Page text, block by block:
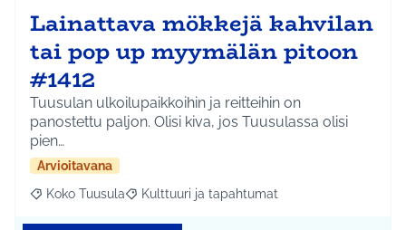
Lainattava mökkejä kahvilan
tai pop up myymälän pitoon
#1412
Tuusulan ulkoilupaikkoihin ja reitteihin on
panostettu paljon. Olisi kiva, jos Tuusulassa olisi
pien…
Arvioitavana
Rajaa tulokset aihepiirin mukaan: Koko Tuusula
Koko Tuusula Rajaa tulokset teeman mukaan: Kulttuuri ja
Kulttuuri ja tapahtumat